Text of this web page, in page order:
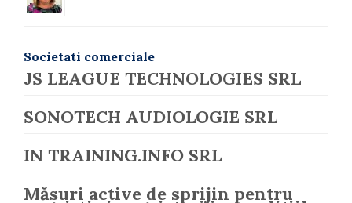
Societati comerciale
JS LEAGUE TECHNOLOGIES SRL
SONOTECH AUDIOLOGIE SRL
IN TRAINING.INFO SRL
Măsuri active de sprijin pentru